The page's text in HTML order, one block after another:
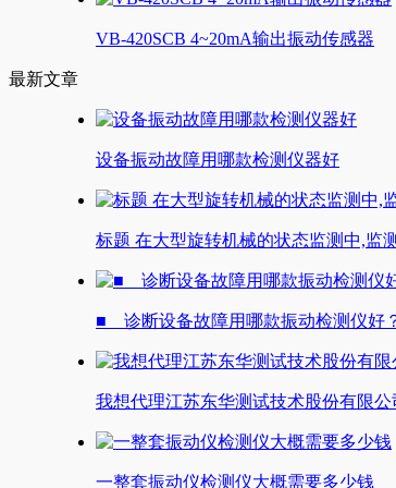
VB-420SCB 4~20mA输出振动传感器
最新文章
设备振动故障用哪款检测仪器好
标题 在大型旋转机械的状态监测中,监
■ 诊断设备故障用哪款振动检测仪好
我想代理江苏东华测试技术股份有限
一整套振动仪检测仪大概需要多少钱